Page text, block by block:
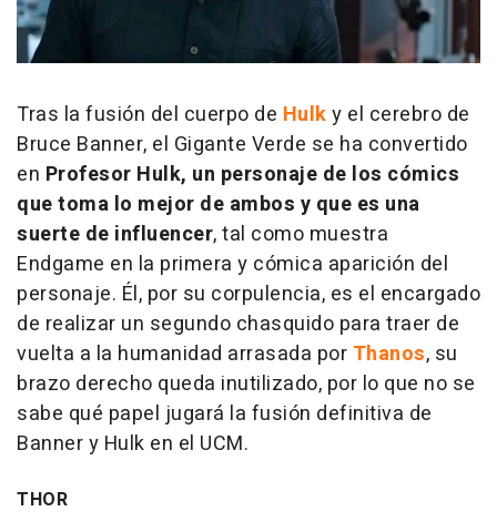
Tras la fusión del cuerpo de Hulky el cerebro de
Bruce Banner, el Gigante Verde se ha convertido
en Profesor Hulk, un personaje de los cómics
que toma lo mejor de ambos y que es una
suerte de influencer, tal como muestra
Endgame en la primera y cómica aparición del
personaje. Él, por su corpulencia, es el encargado
de realizar un segundo chasquido para traer de
vuelta a la humanidad arrasada por Thanos, su
brazo derecho queda inutilizado, por lo que no se
sabe qué papel jugará la fusión definitiva de
Banner y Hulk en el UCM.
THOR